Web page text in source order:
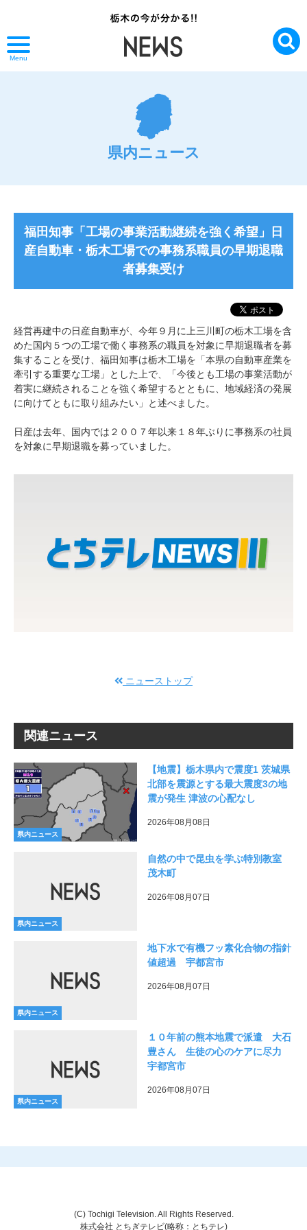
Menu
県内ニュース
福田知事「工場の事業活動継続を強く希望」日
産自動車・栃木工場での事務系職員の早期退職
者募集受け
経営再建中の日産自動車が、今年９月に上三川町の栃木工場を含
めた国内５つの工場で働く事務系の職員を対象に早期退職者を募
集することを受け、福田知事は栃木工場を「本県の自動車産業を
牽引する重要な工場」とした上で、「今後とも工場の事業活動が
着実に継続されることを強く希望するとともに、地域経済の発展
に向けてともに取り組みたい」と述べました。
日産は去年、国内では２００７年以来１８年ぶりに事務系の社員
を対象に早期退職を募っていました。
ニューストップ
関連ニュース
県内ニュース
【地震】栃木県内で震度1 茨城県
北部を震源とする最大震度3の地
震が発生 津波の心配なし
2026年08月08日
県内ニュース
自然の中で昆虫を学ぶ特別教室
茂木町
2026年08月07日
県内ニュース
地下水で有機フッ素化合物の指針
値超過 宇都宮市
2026年08月07日
県内ニュース
１０年前の熊本地震で派遣 大石
豊さん 生徒の心のケアに尽力
宇都宮市
2026年08月07日
(C) Tochigi Television. All Rights Reserved.
株式会社 とちぎテレビ(略称：とちテレ)